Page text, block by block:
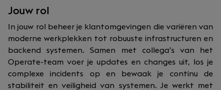
Jouw rol
In jouw rol beheer je klantomgevingen die variëren van
moderne werkplekken tot robuuste infrastructuren en
backend systemen. Samen met collega’s van het
Operate-team voer je updates en changes uit, los je
complexe incidents op en bewaak je continu de
stabiliteit en veiligheid van systemen. Je werkt met